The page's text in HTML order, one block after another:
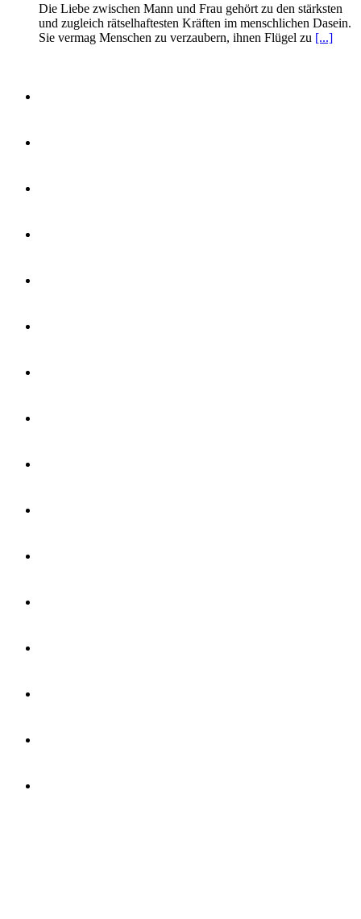
Die Liebe zwischen Mann und Frau gehört zu den stärksten
und zugleich rätselhaftesten Kräften im menschlichen Dasein.
Sie vermag Menschen zu verzaubern, ihnen Flügel zu [...]